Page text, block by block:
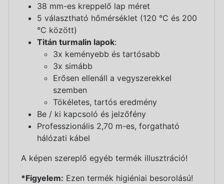
38 mm-es kreppelő lap méret
5 választható hőmérséklet (120 °C és 200
°C között)
Titán turmalin lapok:
3x keményebb és tartósabb
3x simább
Erősen ellenáll a vegyszerekkel
szemben
Tökéletes, tartós eredmény
Be / ki kapcsoló és jelzőfény
Professzionális 2,70 m-es, forgatható
hálózati kábel
A képen szereplő egyéb termék illusztráció!
*Figyelem: Ezen termék higiéniai besorolású!